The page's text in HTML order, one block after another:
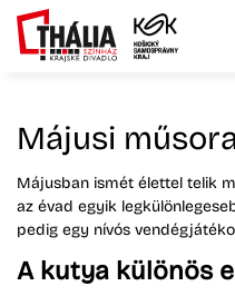
Májusi
Májusban ismét élettel telik
az évad egyik
pedig egy nívós
A kutya különös